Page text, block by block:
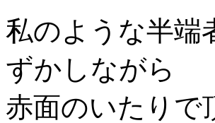
私のような半端
ずかしながら
赤面のいたりで